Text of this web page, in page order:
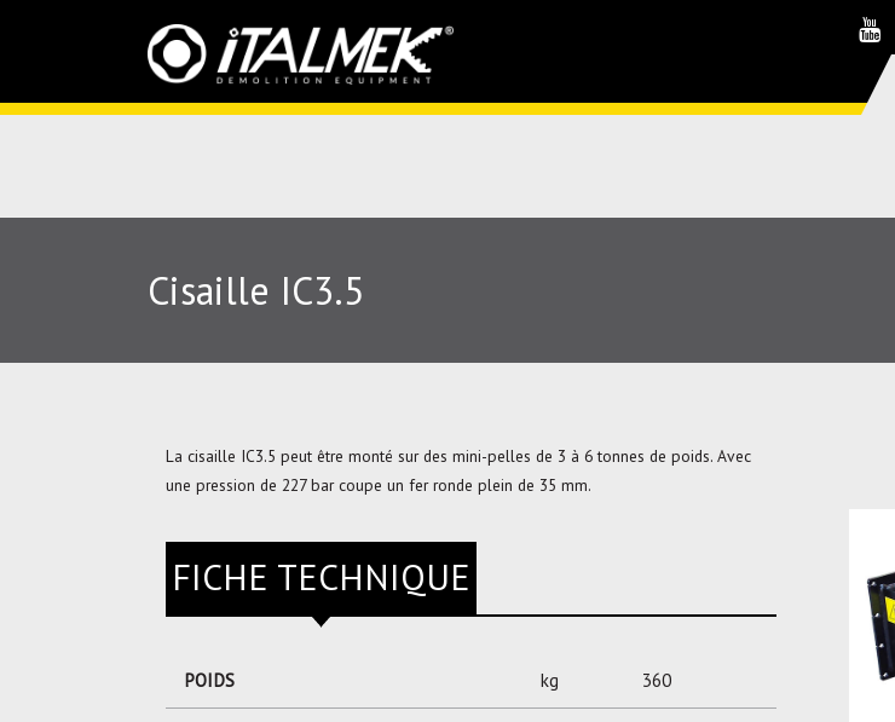
Cisaille IC3.5
La cisaille IC3.5 peut être monté sur des mini-pelles de 3 à 6 tonnes de poids. Avec
une pression de 227 bar coupe un fer ronde plein de 35 mm.
FICHE TECHNIQUE
POIDS kg 360